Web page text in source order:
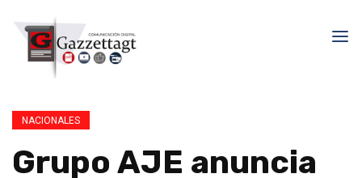
NACIONALES
Grupo AJE anuncia